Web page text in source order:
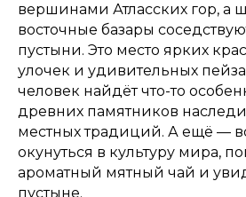
вершинами Атласских гор, а
восточные базары
пустыни. Это место ярких
улочек и удивительных
человек найдёт что-то
древних памятников
местных традиций. А ещё —
окунуться в культуру мира,
ароматный мятный чай и
пустыне.